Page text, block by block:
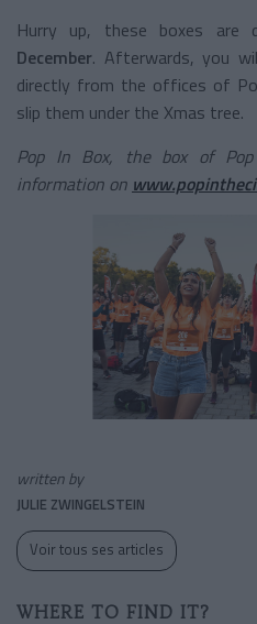
Hurry up, these boxes are
December. Afterwards, you
directly from the offices of
slip them under the Xmas tree.
Pop In Box, the box of
information on
written by
JULIE ZWINGELSTEIN
Voir tous ses articles
WHERE TO FIND IT?